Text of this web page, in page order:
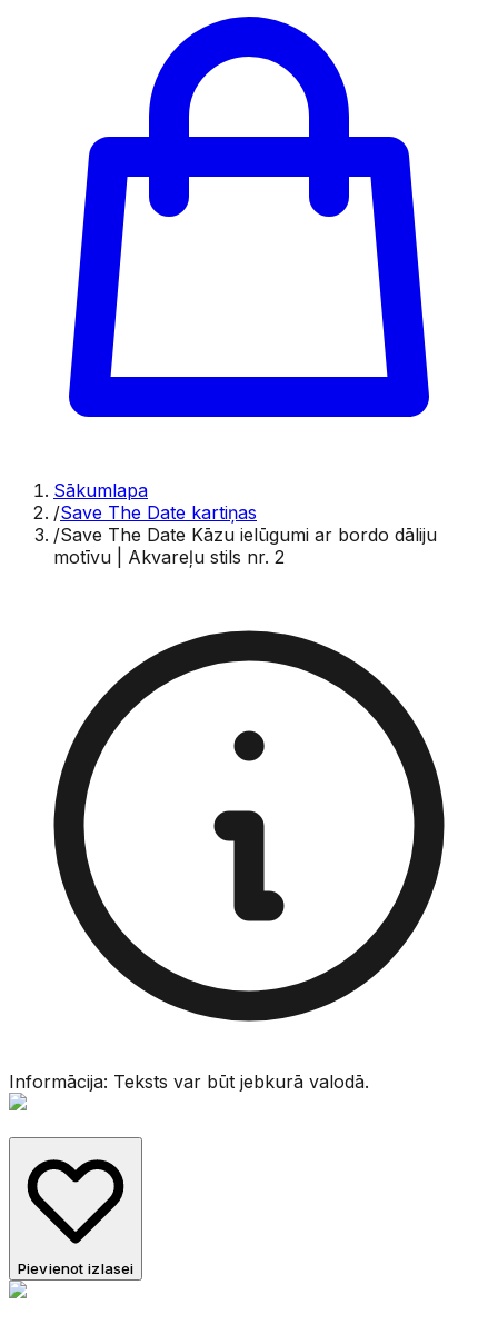
Sākumlapa
/Save The Date kartiņas
/Save The Date Kāzu ielūgumi ar bordo dāliju
motīvu | Akvareļu stils nr. 2
Informācija: Teksts var būt jebkurā valodā.
Pievienot izlasei